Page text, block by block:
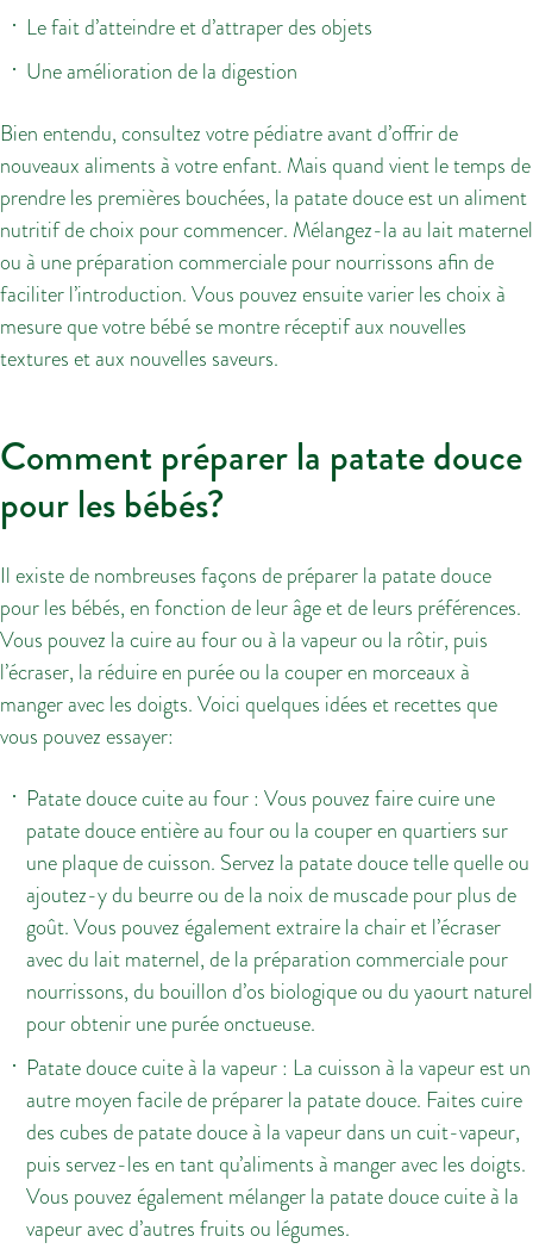
Le fait d’atteindre et d’attraper des objets
Une amélioration de la digestion
Bien entendu, consultez votre pédiatre avant d’offrir de
nouveaux aliments à votre enfant. Mais quand vient le temps de
prendre les premières bouchées, la patate douce est un aliment
nutritif de choix pour commencer. Mélangez-la au lait maternel
ou à une préparation commerciale pour nourrissons afin de
faciliter l’introduction. Vous pouvez ensuite varier les choix à
mesure que votre bébé se montre réceptif aux nouvelles
textures et aux nouvelles saveurs.
Comment préparer la patate douce
pour les bébés?
Il existe de nombreuses façons de préparer la patate douce
pour les bébés, en fonction de leur âge et de leurs préférences.
Vous pouvez la cuire au four ou à la vapeur ou la rôtir, puis
l’écraser, la réduire en purée ou la couper en morceaux à
manger avec les doigts. Voici quelques idées et recettes que
vous pouvez essayer:
Patate douce cuite au four : Vous pouvez faire cuire une
patate douce entière au four ou la couper en quartiers sur
une plaque de cuisson. Servez la patate douce telle quelle ou
ajoutez-y du beurre ou de la noix de muscade pour plus de
goût. Vous pouvez également extraire la chair et l’écraser
avec du lait maternel, de la préparation commerciale pour
nourrissons, du bouillon d’os biologique ou du yaourt naturel
pour obtenir une purée onctueuse.
Patate douce cuite à la vapeur : La cuisson à la vapeur est un
autre moyen facile de préparer la patate douce. Faites cuire
des cubes de patate douce à la vapeur dans un cuit-vapeur,
puis servez-les en tant qu’aliments à manger avec les doigts.
Vous pouvez également mélanger la patate douce cuite à la
vapeur avec d’autres fruits ou légumes.